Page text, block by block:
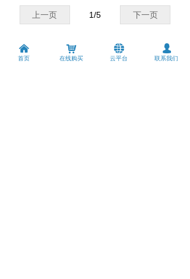
上一页 下一页
1/5
낀
首页
낙
在线购买
뀁
云平台
넙
联系我们